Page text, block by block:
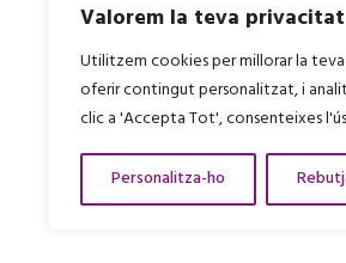
Valorem la teva privacitat
Utilitzem cookies per millorar la
oferir contingut personalitzat, i
clic a 'Accepta Tot', consenteixes
Personalitza-ho